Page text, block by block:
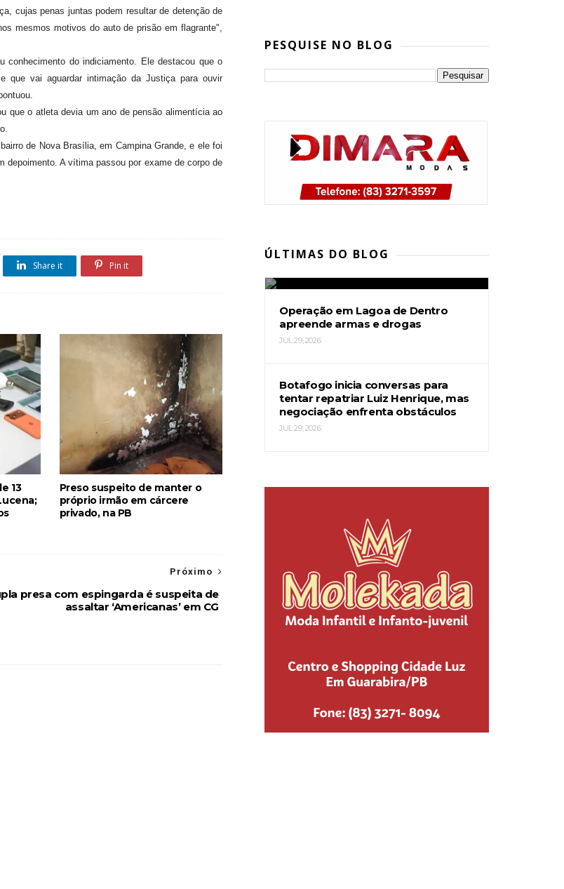
cujas penas juntas podem resultar de detenção de
mesmos motivos do auto de prisão em flagrante",
conhecimento do indiciamento. Ele destacou que o
que vai aguardar intimação da Justiça para ouvir
que o atleta devia um ano de pensão alimentícia ao
de Nova Brasília, em Campina Grande, e ele foi
depoimento. A vítima passou por exame de corpo de
Share it Pin it
13
Preso suspeito de manter o
próprio irmão em cárcere
privado, na PB
Próximo
presa com espingarda é suspeita de
assaltar ‘Americanas’ em CG
PESQUISE NO BLOG
ÚLTIMAS DO BLOG
candidatura de Lucas Ribeiro
Operação em Lagoa de Dentro
apreende armas e drogas
JUL 29, 2026
Botafogo inicia conversas para
tentar repatriar Luiz Henrique, mas
negociação enfrenta obstáculos
JUL 29, 2026